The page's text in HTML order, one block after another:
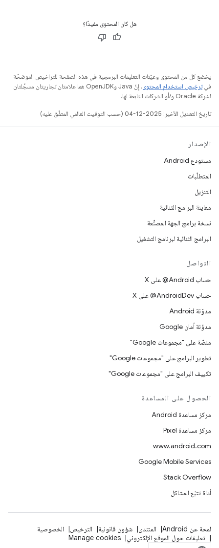
هل كان المحتوى مفيدًا؟
يخضع كل من المحتوى وعيّنات التعليمات البرمجية في هذه الصفحة للتراخيص الموضحّة
فيترخيص استخدام المحتوى
. إنّ Java وOpenJDK هما علامتان تجاريتان مسجَّلتان
لشركة Oracle و/أو الشركات التابعة لها.
تاريخ التعديل الأخير: 2025-12-04 (حسب التوقيت العالمي المتفَّق عليه)
الإصدار
مستودع Android
المتطلّبات
التنزيل
معاينة البرامج الثنائية
نسخة برامج الجهة المصنِّعة
البرامج الثنائية لبرنامج التشغيل
التواصل
حساب ‎@Android على X
حساب ‎@AndroidDev على X
مدوّنة Android
مدوّنة أمان Google
منصّة على "مجموعات Google"
تطوير البرامج على "مجموعات Google"
تكييف البرامج على "مجموعات Google"
الحصول على المساعدة
مركز مساعدة Android
مركز مساعدة Pixel
www.android.com
Google Mobile Services
Stack Overflow
أداة تتبّع المشاكل
لمحة عن Android المنتدى شؤون قانونية الترخيص
الخصوصية
تعليقات حول الموقع الإلكتروني
Manage cookies